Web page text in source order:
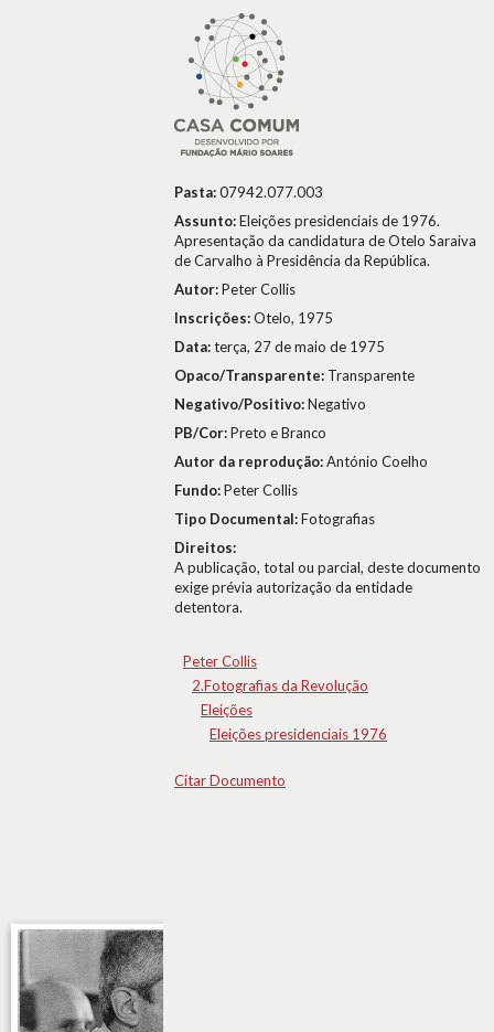
Pasta:07942.077.003
Assunto:Eleições presidenciais de 1976.
Apresentação da candidatura de Otelo Saraiva
de Carvalho à Presidência da República.
Autor:Peter Collis
Inscrições:Otelo, 1975
Data:terça, 27 de maio de 1975
Opaco/Transparente: Transparente
Negativo/Positivo:Negativo
PB/Cor:Preto e Branco
Autor da reprodução:António Coelho
Fundo:Peter Collis
Tipo Documental:Fotografias
Direitos:
A publicação, total ou parcial, deste documento
exige prévia autorização da entidade
detentora.
Peter Collis
2.Fotografias da Revolução
Eleições
Eleições presidenciais 1976
Citar Documento